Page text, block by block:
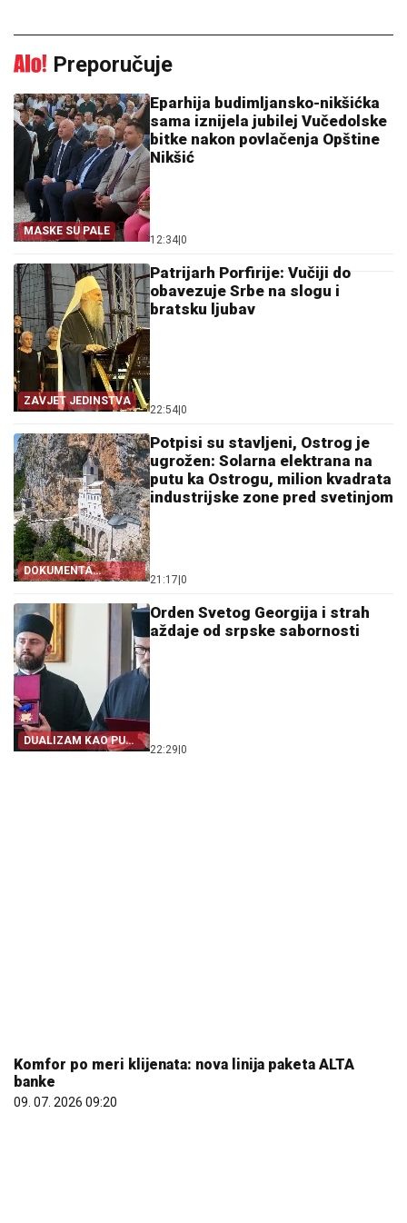
Preporučuje
MASKE SU PALE
Eparhija budimljansko-nikšićka
sama iznijela jubilej Vučedolske
bitke nakon povlačenja Opštine
Nikšić
12:34|0
ZAVJET JEDINSTVA
Patrijarh Porfirije: Vučiji do
obavezuje Srbe na slogu i
bratsku ljubav
22:54|0
DOKUMENTA
OTKRIVAJU
Potpisi su stavljeni, Ostrog je
ugrožen: Solarna elektrana na
putu ka Ostrogu, milion kvadrata
industrijske zone pred svetinjom
21:17|0
DUALIZAM KAO PUT
IZ SRPSTVA
Orden Svetog Georgija i strah
aždaje od srpske sabornosti
22:29|0
Komfor po meri klijenata: nova linija paketa ALTA
banke
09. 07. 2026 09:20